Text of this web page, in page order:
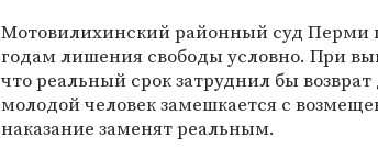
Мотовилихинский районный суд Перми
годам лишения свободы условно. При
что реальный срок затруднил бы
молодой человек замешкается с
наказание заменят реальным.